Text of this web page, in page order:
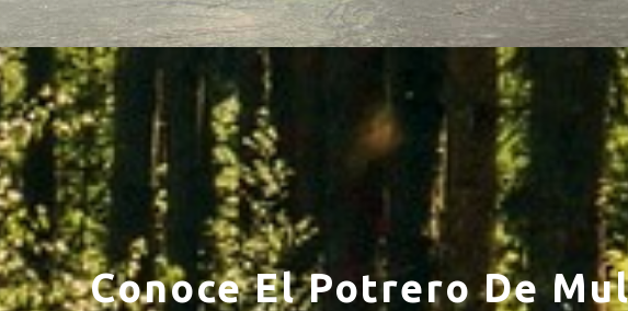
Conoce El Potrero De